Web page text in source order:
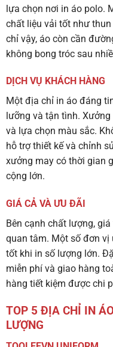
lựa chọn nơi in áo polo.
chất liệu vải tốt như
chỉ vậy, áo còn cần
không bong tróc sau
DỊCH VỤ KHÁCH HÀNG
Một địa chỉ in áo đáng
lưỡng và tận tình.
và lựa chọn màu sắc.
hỗ trợ thiết kế và chỉnh
xưởng may có thời gian
cộng lớn.
GIÁ CẢ VÀ ƯU ĐÃI
Bên cạnh chất lượng,
quan tâm. Một số đơn vị
tốt khi in số lượng lớn.
miễn phí và giao hàng
hàng tiết kiệm được chi
TOP 5 ĐỊA CHỈ IN
LƯỢNG